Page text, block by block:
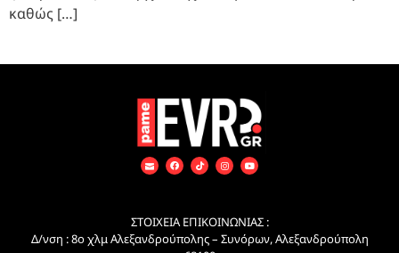
καθώς […]
ΣΤΟΙΧΕΙΑ ΕΠΙΚΟΙΝΩΝΙΑΣ :
Δ/νση : 8ο χλμ Αλεξανδρούπολης – Συνόρων, Αλεξανδρούπολη